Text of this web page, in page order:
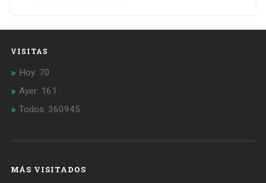
VISITAS
Hoy: 70
Ayer: 161
Todos: 360945
MÁS VISITADOS